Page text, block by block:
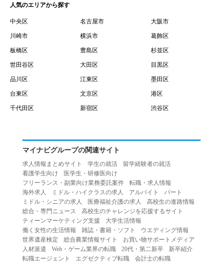
するために、選んだ物件を保留することを意味します。
１１.「予約情報」とは、物件を予約するために必要な当社
所定の情報を意味します。物件情報や期間、オプション等
１２.「キャンセル」とは、賃貸借契約締結後から契約期間
開始日前までに、利用者が賃貸借契約を解除することを意
味します。
１３.「中途解約」とは、賃貸借契約期間の途中で、利用者
１.利用者は、本サービスを利用する上で次の各号に定める
とします。
（１）重複、虚偽の情報、または自己以外の情報を登録す
る行為
（２）第三者になりすまして本サービスを利用する行為
（３）当社または第三者の著作権等の知的財産権、プライ
バシー、その他の権利を侵害する行為
（４）当社または第三者を誹謗中傷する行為
（５）当社または第三者に不利益を与える行為
人気のエリアから探す
中央区 名古屋市 大阪市
川崎市 横浜市 葛飾区
板橋区 豊島区 杉並区
世田谷区 大田区 目黒区
品川区 江東区 墨田区
台東区 文京区 港区
千代田区 新宿区 渋谷区
マイナビグループの関連サイト
求人情報まとめサイト 学生の就活
留学経験者の就活
看護学生向け
医学生・研修医向け
フリーランス・副業向け業務委託案件
転職・求人情報
海外求人
ミドル・ハイクラスの求人 アルバイト
パート
ミドル・シニアの求人
医療福祉介護の求人
高校生の進路情報
総合・専門ニュース
高校生のチャレンジを応援するサイト
ティーンマーケティング支援
大学生活情報
働く女性の生活情報
雑誌・書籍・ソフト
ウエディング情報
世界遺産検定
総合農業情報サイト
お買い物サポートメディア
人材派遣
Web・ゲーム業界の転職 20代・第二新卒
新卒紹介
転職エージェント
エグゼクティブ転職
会計士の転職